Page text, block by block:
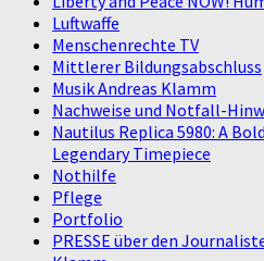
Luftwaffe
Menschenrechte TV
Mittlerer Bildungsabschluss
Musik Andreas Klamm
Nachweise und Notfall-
Nautilus Replica 5980: A
Legendary Timepiece
Nothilfe
Pflege
Portfolio
PRESSE über den